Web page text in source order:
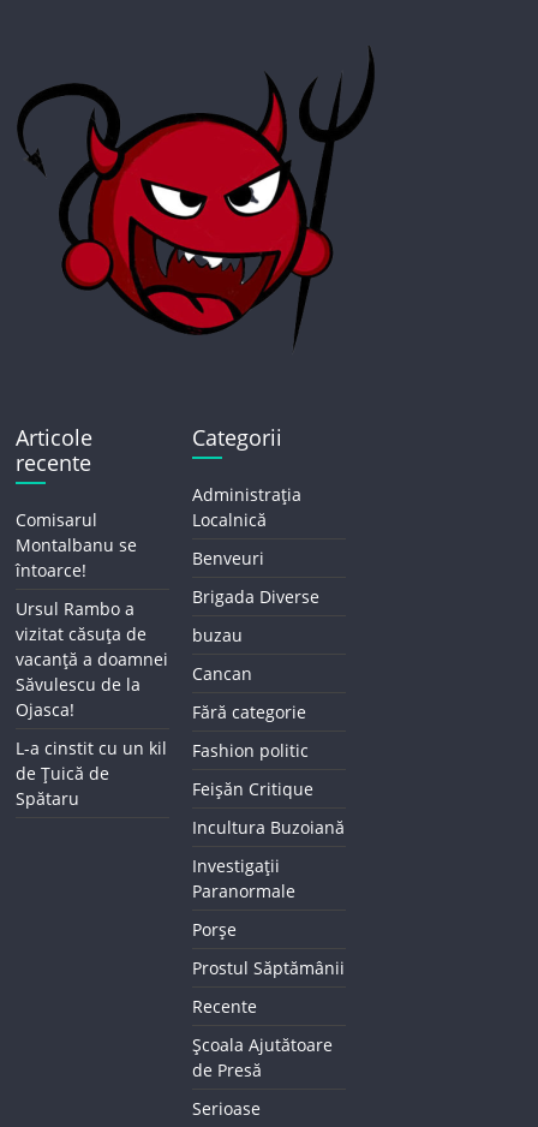
Articole
recente
Comisarul
Montalbanu se
întoarce!
Ursul Rambo a
vizitat căsuța de
vacanță a doamnei
Săvulescu de la
Ojasca!
L-a cinstit cu un kil
de Țuică de
Spătaru
Categorii
Administrația
Localnică
Benveuri
Brigada Diverse
buzau
Cancan
Fără categorie
Fashion politic
Feișăn Critique
Incultura Buzoiană
Investigații
Paranormale
Porșe
Prostul Săptămânii
Recente
Școala Ajutătoare
de Presă
Serioase